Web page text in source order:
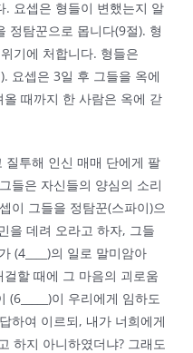
요셉은 형들이 변했는지 알
정탐꾼으로 몹니다(9절). 형
기에 처합니다. 형들은
요셉은 3일 후 그들을 옥에
때까지 한 사람은 옥에 갇
질투해 인신 매매 단에게 팔
들은 자신들의 양심의 소리
이 그들을 정탐꾼(스파이)으
을 데려 오라고 하자, 그들
(4____)의 일로 말미암아
걸할 때에 그 마음의 괴로움
이 우리에게 임하도
하여 이르되, 내가 너희에게
하지 아니하였더냐? 그래도